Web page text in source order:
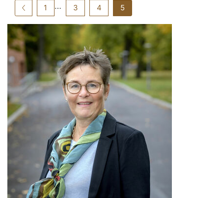
1 … 3 4 5